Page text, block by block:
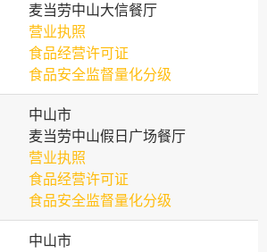
麦当劳中山大信餐厅
营业执照
食品经营许可证
食品安全监督量化分级
中山市
麦当劳中山假日广场餐厅
营业执照
食品经营许可证
食品安全监督量化分级
中山市